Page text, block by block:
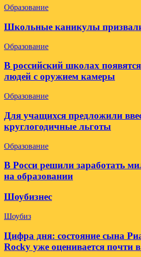
Образование
Школьные каникулы
Образование
В российский школах
людей с оружием камеры
Образование
Для учащихся предложили
круглогодичные льготы
Образование
В Росси решили заработать
на образовании
Шоубизнес
Шоубиз
Цифра дня: состояние сына
Rocky уже оценивается почти